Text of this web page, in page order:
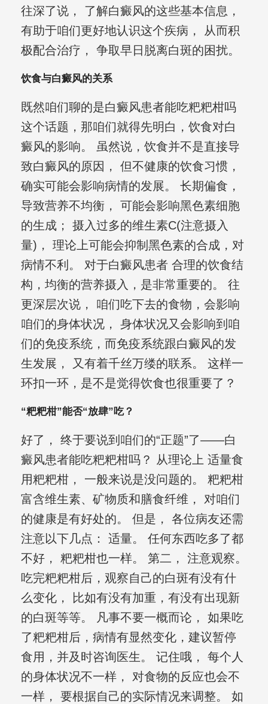
往深了说， 了解白癜风的这些基本信息，
有助于咱们更好地认识这个疾病， 从而积
极配合治疗， 争取早日脱离白斑的困扰。
饮食与白癜风的关系
既然咱们聊的是白癜风患者能吃粑粑柑吗
这个话题，那咱们就得先明白，饮食对白
癜风的影响。 虽然说，饮食并不是直接导
致白癜风的原因， 但不健康的饮食习惯，
确实可能会影响病情的发展。 长期偏食，
导致营养不均衡， 可能会影响黑色素细胞
的生成； 摄入过多的维生素C(注意摄入
量)， 理论上可能会抑制黑色素的合成，对
病情不利。 对于白癜风患者 合理的饮食结
构，均衡的营养摄入，是非常重要的。 往
更深层次说， 咱们吃下去的食物，会影响
咱们的身体状况， 身体状况又会影响到咱
们的免疫系统，而免疫系统跟白癜风的发
生发展， 又有着千丝万缕的联系。 这样一
环扣一环，是不是觉得饮食也很重要了？
“粑粑柑”能否“放肆”吃？
好了， 终于要说到咱们的“正题”了——白
癜风患者能吃粑粑柑吗？ 从理论上 适量食
用粑粑柑， 一般来说是没问题的。 粑粑柑
富含维生素、矿物质和膳食纤维， 对咱们
的健康是有好处的。 但是， 各位病友还需
注意以下几点： 适量。 任何东西吃多了都
不好， 粑粑柑也一样。 第二， 注意观察。
吃完粑粑柑后，观察自己的白斑有没有什
么变化， 比如有没有加重，有没有出现新
的白斑等等。 凡事不要一概而论， 如果吃
了粑粑柑后，病情有显然变化，建议暂停
食用，并及时咨询医生。 记住哦， 每个人
的身体状况不一样， 对食物的反应也会不
一样， 要根据自己的实际情况来调整。 如